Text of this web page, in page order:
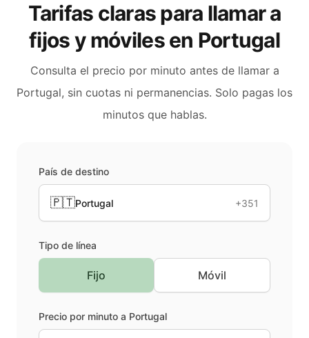
Tarifas claras para llamar a
fijos y móviles en Portugal
Consulta el precio por minuto antes de llamar a
Portugal, sin cuotas ni permanencias. Solo pagas los
minutos que hablas.
País de destino
🇵🇹Portugal +351
Tipo de línea
Fijo Móvil
Precio por minuto a Portugal